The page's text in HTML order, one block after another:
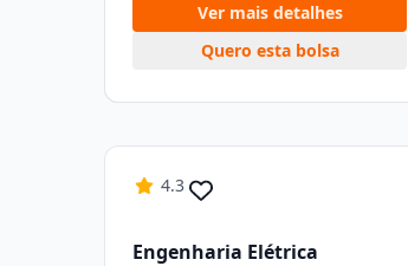
Ver mais detalhes
Quero esta bolsa
4.3
Engenharia Elétrica